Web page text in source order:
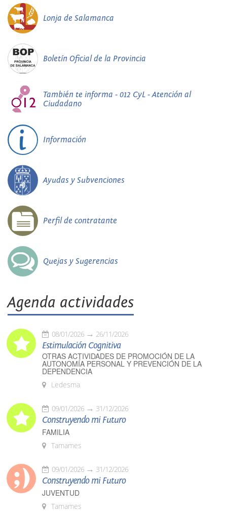
Lonja de Salamanca
Boletín Oficial de la Provincia
También te informa - 012 CyL - Atención al
Ciudadano
Información
Ayudas y Subvenciones
Perfil de contratante
Quejas y Sugerencias
Agenda actividades
08/01/2026 26/11/2026
Estimulación Cognitiva
OTRAS ACTIVIDADES DE PROMOCIÓN DE LA
AUTONOMÍA PERSONAL Y PREVENCIÓN DE LA
DEPENDENCIA
Ledesma
09/01/2026 31/12/2026
Construyendo mi Futuro
FAMILIA
Tamames
09/01/2026 31/12/2026
Construyendo mi Futuro
JUVENTUD
Tamames